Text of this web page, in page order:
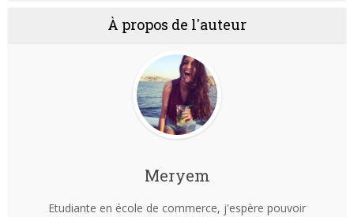
À propos de l'auteur
Meryem
Etudiante en école de commerce, j'espère pouvoir